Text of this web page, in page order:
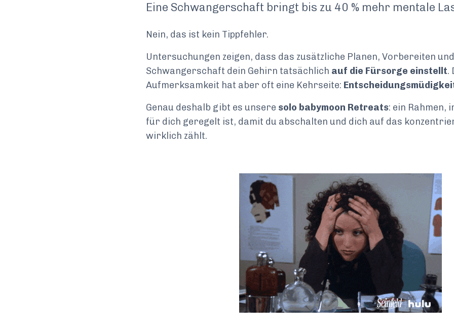
Eine Schwangerschaft bringt bis zu 40 % mehr mentale
Nein, das ist kein Tippfehler.
Untersuchungen zeigen, dass das zusätzliche Planen, Vorbereiten
Schwangerschaft dein Gehirn tatsächlich auf die Fürsorge einstellt.
Aufmerksamkeit hat aber oft eine Kehrseite:
Genau deshalb gibt es unsere solo babymoon Retreats: ein Rahmen,
für dich geregelt ist, damit du abschalten und dich auf das
wirklich zählt.